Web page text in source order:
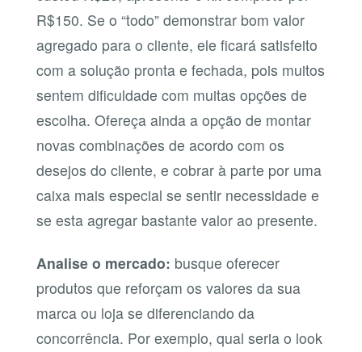
R$150. Se o “todo” demonstrar bom valor
agregado para o cliente, ele ficará satisfeito
com a solução pronta e fechada, pois muitos
sentem dificuldade com muitas opções de
escolha. Ofereça ainda a opção de montar
novas combinações de acordo com os
desejos do cliente, e cobrar à parte por uma
caixa mais especial se sentir necessidade e
se esta agregar bastante valor ao presente.
Analise o mercado: busque oferecer
produtos que reforçam os valores da sua
marca ou loja se diferenciando da
concorrência. Por exemplo, qual seria o look